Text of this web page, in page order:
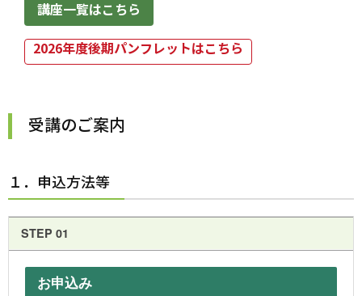
講座一覧はこちら
2026年度後期パンフレットはこちら
受講のご案内
１．申込方法等
STEP 01
お申込み